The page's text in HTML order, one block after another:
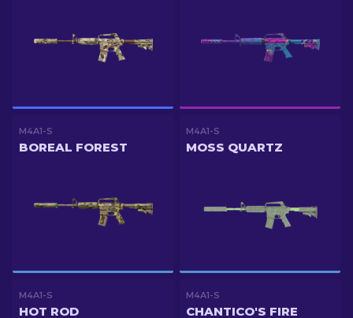
M4A1-S
BOREAL FOREST
M4A1-S
MOSS QUARTZ
M4A1-S
HOT ROD
M4A1-S
CHANTICO'S FIRE